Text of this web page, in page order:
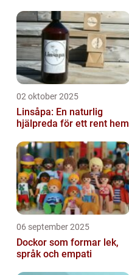
02 oktober 2025
Linsåpa: En naturlig
hjälpreda för ett rent hem
06 september 2025
Dockor som formar lek,
språk och empati